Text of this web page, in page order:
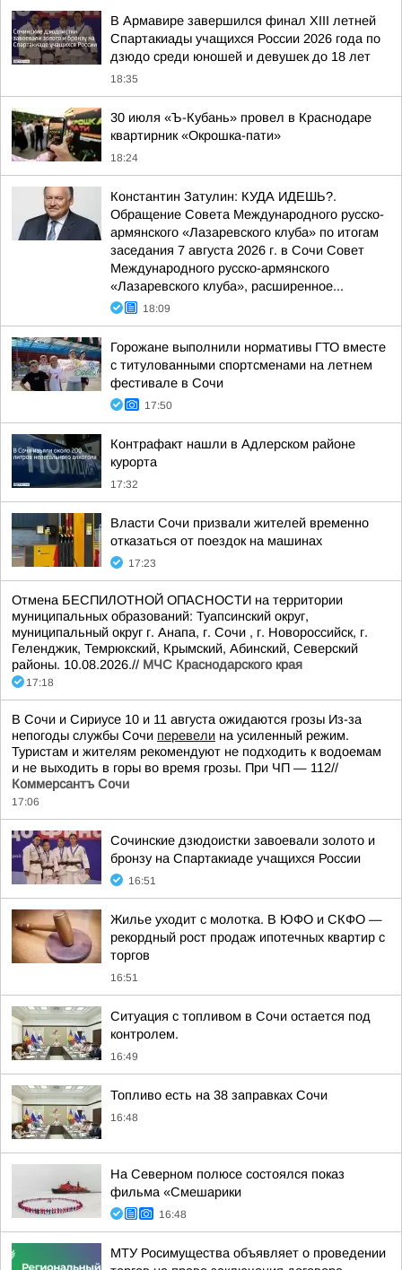
В Армавире завершился финал XIII летней
Спартакиады учащихся России 2026 года по
дзюдо среди юношей и девушек до 18 лет
18:35
30 июля «Ъ-Кубань» провел в Краснодаре
квартирник «Окрошка-пати»
18:24
Константин Затулин: КУДА ИДЕШЬ?.
Обращение Совета Международного русско-
армянского «Лазаревского клуба» по итогам
заседания 7 августа 2026 г. в Сочи Совет
Международного русско-армянского
«Лазаревского клуба», расширенное...
18:09
Горожане выполнили нормативы ГТО вместе
с титулованными спортсменами на летнем
фестивале в Сочи
17:50
Контрафакт нашли в Адлерском районе
курорта
17:32
Власти Сочи призвали жителей временно
отказаться от поездок на машинах
17:23
Отмена БЕСПИЛОТНОЙ ОПАСНОСТИ на территории
муниципальных образований: Туапсинский округ,
муниципальный округ г. Анапа, г. Сочи , г. Новороссийск, г.
Геленджик, Темрюкский, Крымский, Абинский, Северский
районы. 10.08.2026.// МЧС Краснодарского края
17:18
В Сочи и Сириусе 10 и 11 августа ожидаются грозы Из-за
непогоды службы Сочи перевели на усиленный режим.
Туристам и жителям рекомендуют не подходить к водоемам
и не выходить в горы во время грозы. При ЧП — 112//
Коммерсантъ Сочи
17:06
Сочинские дзюдоистки завоевали золото и
бронзу на Спартакиаде учащихся России
16:51
Жилье уходит с молотка. В ЮФО и СКФО —
рекордный рост продаж ипотечных квартир с
торгов
16:51
Ситуация с топливом в Сочи остается под
контролем.
16:49
Топливо есть на 38 заправках Сочи
16:48
На Северном полюсе состоялся показ
фильма «Смешарики
16:48
МТУ Росимущества объявляет о проведении